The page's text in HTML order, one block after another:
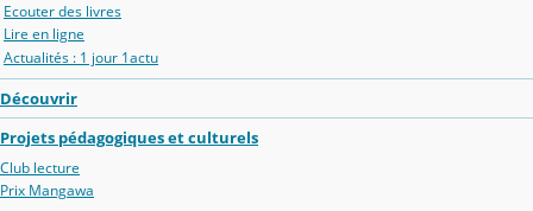
Ecouter des livres
Lire en ligne
Actualités : 1 jour 1actu
Découvrir
Projets pédagogiques et culturels
Club lecture
Prix Mangawa